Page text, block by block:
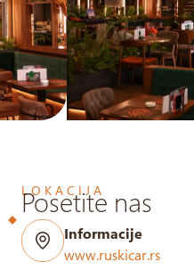
LOKACIJA
Posetite nas
Informacije
www.ruskicar.rs